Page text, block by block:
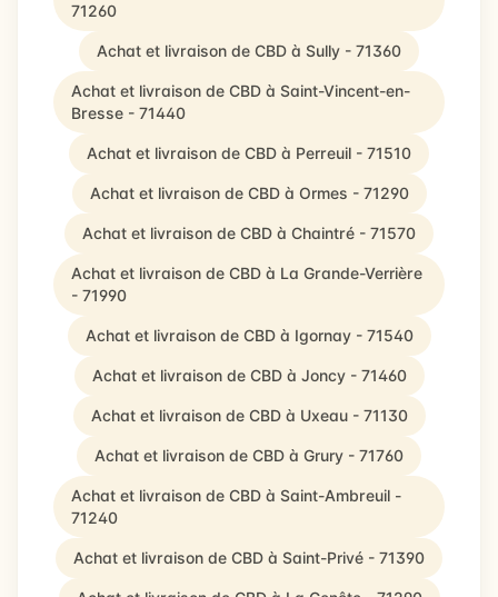
71260
Achat et livraison de CBD à Sully - 71360
Achat et livraison de CBD à Saint-Vincent-en-
Bresse - 71440
Achat et livraison de CBD à Perreuil - 71510
Achat et livraison de CBD à Ormes - 71290
Achat et livraison de CBD à Chaintré - 71570
Achat et livraison de CBD à La Grande-Verrière
- 71990
Achat et livraison de CBD à Igornay - 71540
Achat et livraison de CBD à Joncy - 71460
Achat et livraison de CBD à Uxeau - 71130
Achat et livraison de CBD à Grury - 71760
Achat et livraison de CBD à Saint-Ambreuil -
71240
Achat et livraison de CBD à Saint-Privé - 71390